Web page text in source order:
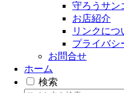
守ろうサン
お店紹介
リンクにつ
プライバシ
お問合せ
ホーム
検索